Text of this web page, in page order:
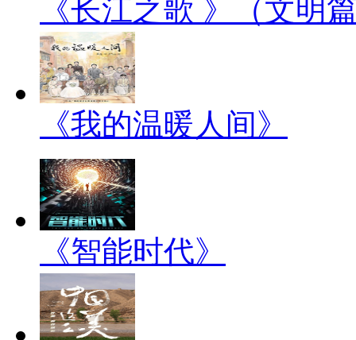
《长江之歌 》（文明
《我的温暖人间》
《智能时代》